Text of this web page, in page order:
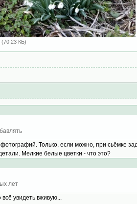
(70.23 КБ)
Только, если можно, при сьёмке
Мелкие белые цветки - что это?
лет
увидеть вживую...